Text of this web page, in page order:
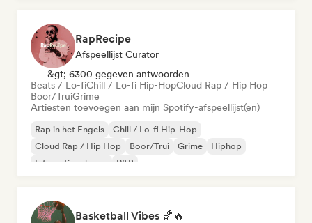
RapRecipe
Afspeellijst Curator
&gt; 6300 gegeven antwoorden
Beats / Lo-fiChill / Lo-fi Hip-HopCloud Rap / Hip Hop
Boor/TruiGrime
Artiesten toevoegen aan mijn Spotify-afspeellijst(en)
Rap in het Engels
Chill / Lo-fi Hip-Hop
Cloud Rap / Hip Hop
Boor/Trui Grime
Hiphop
Internationale rap
R&B
Basketball Vibes 🏀🔥